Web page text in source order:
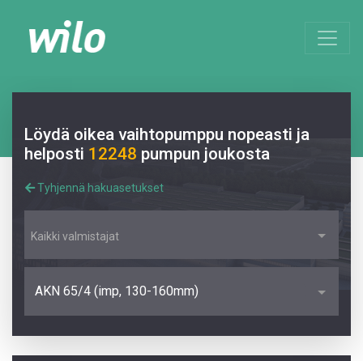
Löydä oikea vaihtopumppu nopeasti ja
helposti 12248 pumpun joukosta
Tyhjennä hakuasetukset
Kaikki valmistajat
AKN 65/4 (imp, 130-160mm)